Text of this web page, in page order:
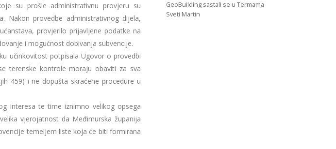
su prošle administrativnu provjeru su
Nakon provedbe administrativnog dijela,
provjerilo prijavljene podatke na
i mogućnost dobivanja subvencije.
učinkovitost potpisala Ugovor o provedbi
terenske kontrole moraju obaviti za sva
459) i ne dopušta skraćene procedure u
interesa te time iznimno velikog opsega
vjerojatnost da Međimurska županija
temeljem liste koja će biti formirana
GeoBuilding sastali se u Termama
Sveti Martin